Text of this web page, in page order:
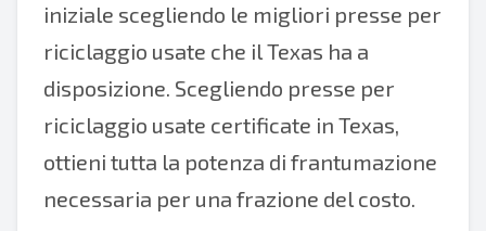
iniziale scegliendo le migliori presse per
riciclaggio usate che il Texas ha a
disposizione. Scegliendo presse per
riciclaggio usate certificate in Texas,
ottieni tutta la potenza di frantumazione
necessaria per una frazione del costo.